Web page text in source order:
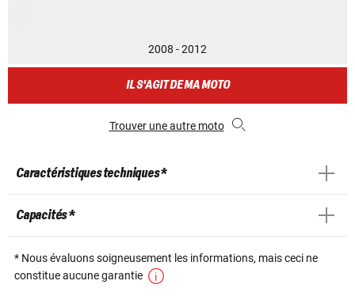
2008 - 2012
IL S'AGIT DE MA MOTO
Trouver une autre moto
Caractéristiques techniques *
Capacités *
* Nous évaluons soigneusement les informations, mais ceci ne
constitue aucune garantie